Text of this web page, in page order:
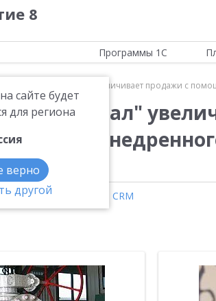
8
сайте будет
для региона
верно
другой
Программы 1С
"ТД "Маршал" увеличивает продажи с
"Маршал"
торговлей 8 CRM